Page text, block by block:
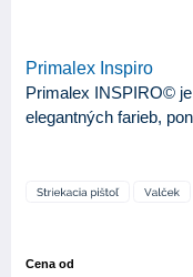
Primalex Inspiro
Primalex INSPIRO©
elegantných farieb,
Cena od